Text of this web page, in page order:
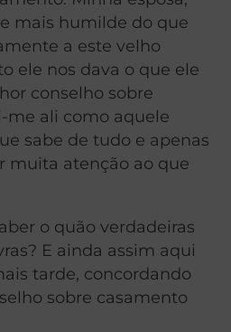
mais humilde do que
a este velho
ele nos dava o que ele
conselho sobre
me ali como aquele
sabe de tudo e apenas
muita atenção ao que
o quão verdadeiras
E ainda assim aqui
tarde, concordando
sobre casamento